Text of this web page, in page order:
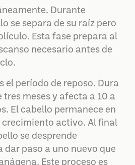
Durante
se separa de su raíz pero
Esta fase prepara al
necesario antes de
el período de reposo. Dura
meses y afecta a 10 a
El cabello permanece en
crecimiento activo. Al final
se desprende
paso a uno nuevo que
Este proceso es